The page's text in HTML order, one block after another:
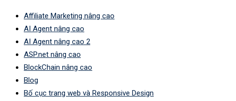
Affiliate Marketing nâng cao
AI Agent nâng cao
AI Agent nâng cao 2
ASP.net nâng cao
BlockChain nâng cao
Blog
Bố cục trang web và Responsive Design